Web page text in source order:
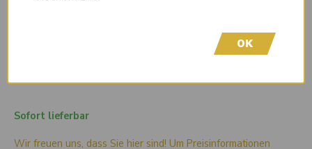
Sofort lieferbar
Wir freuen uns, dass Sie hier sind! Um Preisinformationen
OK